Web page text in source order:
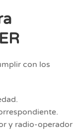
con los
y radio-operador